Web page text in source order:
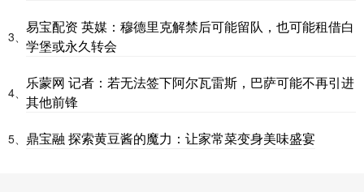
3、
易宝配资 英媒：穆德里克解禁后可能留队，也可能租借白
学堡或永久转会
4、
乐蒙网 记者：若无法签下阿尔瓦雷斯，巴萨可能不再引进
其他前锋
5、 鼎宝融 探索黄豆酱的魔力：让家常菜变身美味盛宴